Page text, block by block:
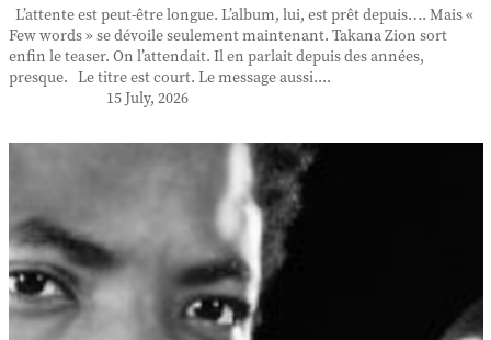
L’attente est peut-être longue. L’album, lui, est prêt depuis…. Mais «
Few words » se dévoile seulement maintenant. Takana Zion sort
enfin le teaser. On l’attendait. Il en parlait depuis des années,
presque. Le titre est court. Le message aussi....
15 July, 2026